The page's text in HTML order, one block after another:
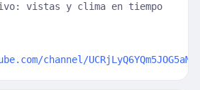
vistas y clima en tiempo
channel/